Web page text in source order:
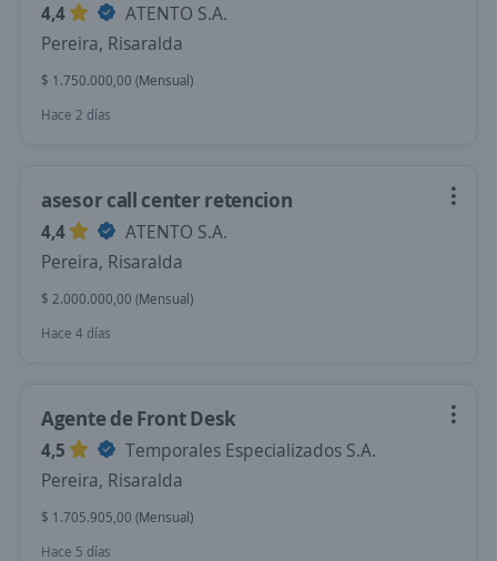
4,4
ATENTO S.A.
Pereira, Risaralda
$ 1.750.000,00 (Mensual)
Hace 2 días
asesor call center retencion
4,4
ATENTO S.A.
Pereira, Risaralda
$ 2.000.000,00 (Mensual)
Hace 4 días
Agente de Front Desk
4,5
Temporales Especializados S.A.
Pereira, Risaralda
$ 1.705.905,00 (Mensual)
Hace 5 días